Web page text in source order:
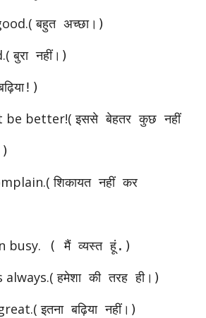
बहुत अच्छा।)
बुरा नहीं।)
be better!(इससे बेहतर कुछ नहीं
शिकायत नहीं कर
busy. ( मैं व्यस्त हूं.)
always.(हमेशा की तरह ही।)
इतना बढ़िया नहीं।)